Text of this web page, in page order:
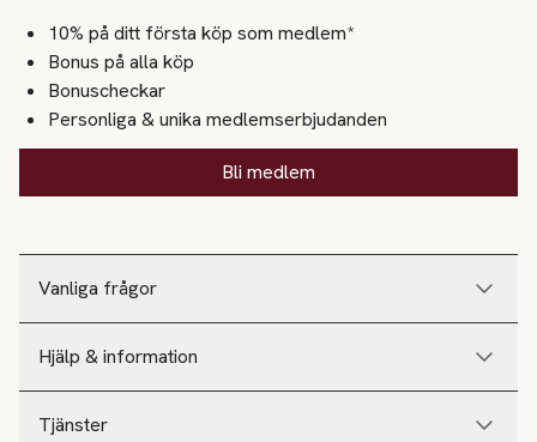
Vanliga frågor
Hjälp & information
Tjänster
10% på ditt första köp som medlem*
Bonus på alla köp
Bonuscheckar
Personliga & unika medlemserbjudanden
Bli medlem